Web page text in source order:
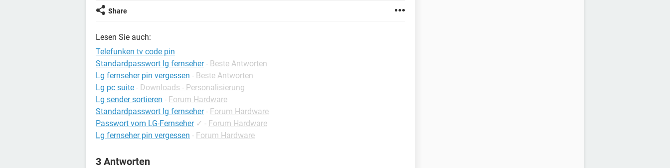
Eingabeversuchen und x-maligem 10 Minuten warten). Über Werkseinstellungen
wiederherstellen habe ich es auch schon versucht.
Hilfe bitte!
Konfiguration:Windows / Chrome 46.0.2490.86
Share
Lesen Sie auch:
Telefunken tv code pin
Standardpasswort lg fernseher - Beste Antworten
Lg fernseher pin vergessen - Beste Antworten
Lg pc suite - Downloads - Personalisierung
Lg sender sortieren - Forum Hardware
Standardpasswort lg fernseher - Forum Hardware
Passwort vom LG-Fernseher ✓ - Forum Hardware
Lg fernseher pin vergessen - Forum Hardware
3 Antworten